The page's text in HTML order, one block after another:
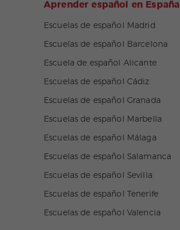
Aprender español en España
Escuelas de español Madrid
Escuelas de español Barcelona
Escuela de español Alicante
Escuelas de español Cádiz
Escuelas de español Granada
Escuelas de español Marbella
Escuelas de español Málaga
Escuelas de español Salamanca
Escuelas de español Sevilla
Escuelas de español Tenerife
Escuelas de español Valencia